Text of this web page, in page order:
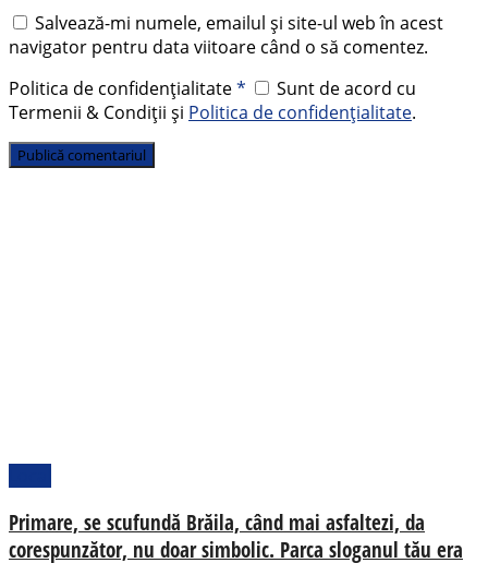
Salvează-mi numele, emailul și site-ul web în acest
navigator pentru data viitoare când o să comentez.
Politica de confidențialitate*
Sunt de acord cu
Termenii & Condiții și Politica de confidențialitate.
Primare, se scufundă Brăila, când mai asfaltezi, da
corespunzător, nu doar simbolic. Parca sloganul tău era